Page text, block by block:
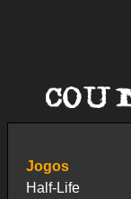
Jogos
Half-Life